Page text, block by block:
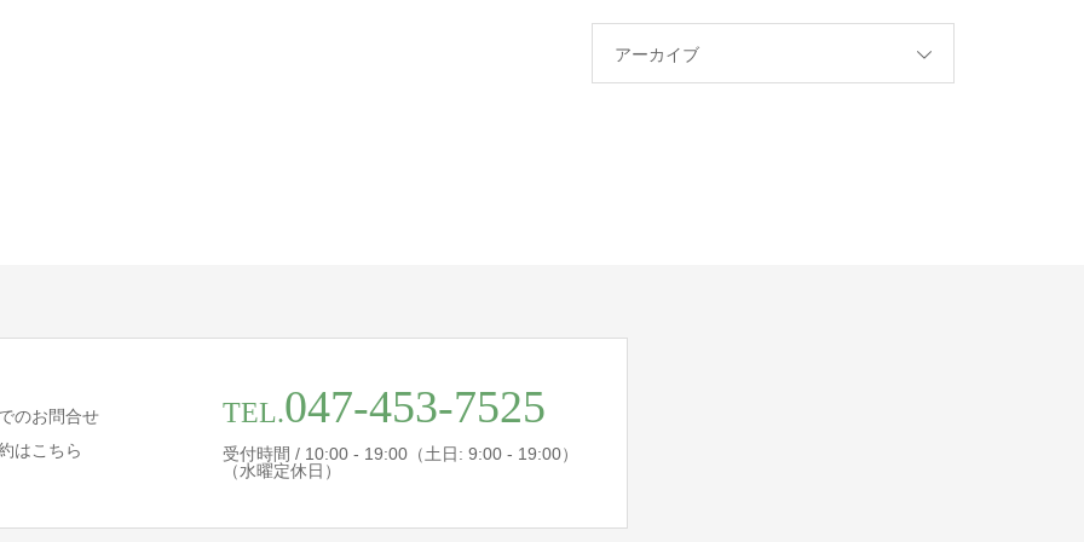
アーカイブ
のお問合せ
はこちら
TEL.047-453-7525
受付時間 / 10:00 - 19:00（土日: 9:00 - 19:00）
（水曜定休日）